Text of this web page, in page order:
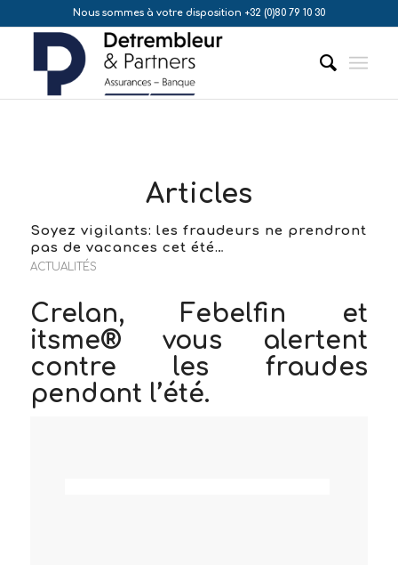
Nous sommes à votre disposition +32 (0)80 79 10 30
Articles
Soyez vigilants: les fraudeurs ne prendront
pas de vacances cet été…
ACTUALITÉS
Crelan, Febelfin et
itsme® vous alertent
contre les fraudes
pendant l’été.